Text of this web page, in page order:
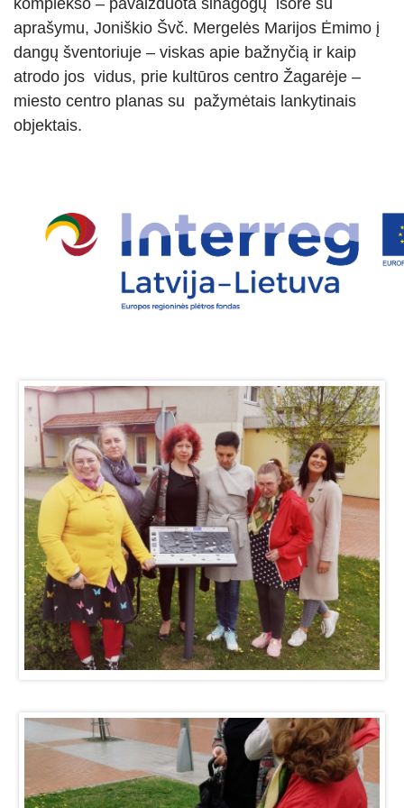
VIRTIENIŲ RAITYMO EDUKACIJA
KREPŠINIO LEGENDOS ATGYJA JONIŠKYJE
KLECKŲ PUOTA
SKAISTGIRĮ
aprašymu, Joniškio Švč. Mergelės Marijos Ėmimo į
dangų šventoriuje – viskas apie bažnyčią ir kaip
atrodo jos vidus, prie kultūros centro Žagarėje –
miesto centro planas su pažymėtais lankytinais
objektais.